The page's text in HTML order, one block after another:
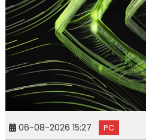
06-08-2026 15:27 PC